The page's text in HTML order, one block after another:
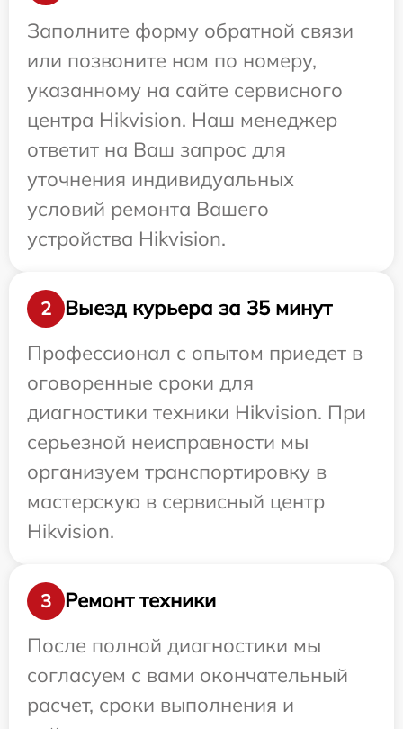
Заполните форму обратной связи
или позвоните нам по номеру,
указанному на сайте сервисного
центра Hikvision. Наш менеджер
ответит на Ваш запрос для
уточнения индивидуальных
условий ремонта Вашего
устройства Hikvision.
2
Выезд курьера за 35 минут
Профессионал с опытом приедет в
оговоренные сроки для
диагностики техники Hikvision. При
серьезной неисправности мы
организуем транспортировку в
мастерскую в сервисный центр
Hikvision.
3
Ремонт техники
После полной диагностики мы
согласуем с вами окончательный
расчет, сроки выполнения и